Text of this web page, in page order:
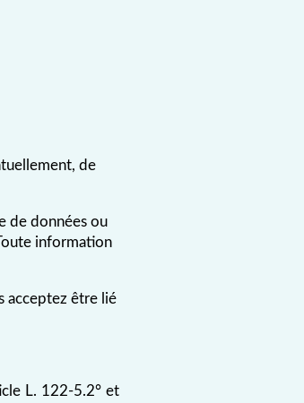
de
de données ou
information
acceptez être lié
L. 122-5.2° et